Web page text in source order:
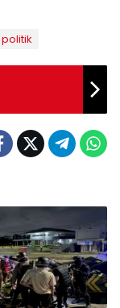
politik